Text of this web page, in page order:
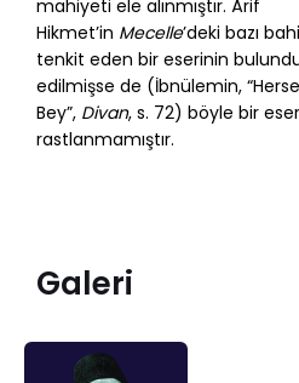
mahiyeti ele alınmıştır. Ârif
Hikmet’in Mecelle’deki bazı
tenkit eden bir eserinin
edilmişse de (İbnülemin,
Bey”, Divan, s. 72) böyle bir
rastlanmamıştır.
Galeri